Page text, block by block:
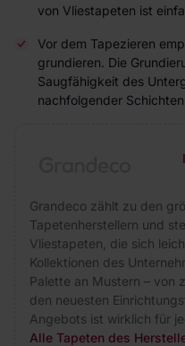
von Vliestapeten ist
Vor dem Tapezieren
grundieren. Die
Saugfähigkeit des
nachfolgender
Grandeco zählt zu den
Tapetenherstellern und
Vliestapeten, die sich
Kollektionen des
Palette an Mustern – von
den neuesten
Angebots ist wirklich für
Alle Tapeten des